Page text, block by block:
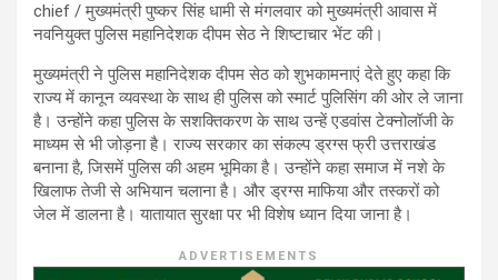
chief / मुख्यमंत्री पुष्कर सिंह धामी से मंगलवार को मुख्यमंत्री आवास में
नवनियुक्त पुलिस महानिदेशक दीपम सेठ ने शिष्टाचार भेंट की।
मुख्यमंत्री ने पुलिस महानिदेशक दीपम सेठ को शुभकामनाएं देते हुए कहा कि
राज्य में कानून व्यवस्था के साथ ही पुलिस को स्मार्ट पुलिसिंग की ओर ले जाना
है। उन्होंने कहा पुलिस के सशक्तिकरण के साथ उन्हें एडवांस टेक्नोलॉजी के
माध्यम से भी जोड़ना है। राज्य सरकार का संकल्प ड्रग्स फ्री उत्तराखंड
बनाना है, जिसमें पुलिस की अहम भूमिका है। उन्होंने कहा समाज में नशे के
खिलाफ तेजी से अभियान चलाना है। और ड्रग्स माफिया और तस्करों को
जेल में डालना है। यातायात सुरक्षा पर भी विशेष ध्यान दिया जाना है।
ADVERTISEMENTS